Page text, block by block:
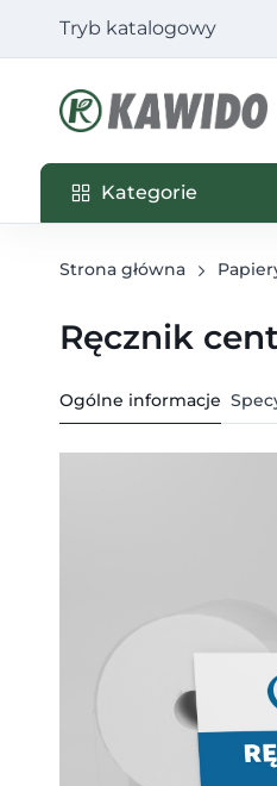
Tryb katalogowy
Kategorie
Kategorie
Strona główna
Ręcznik
Ogólne informacje